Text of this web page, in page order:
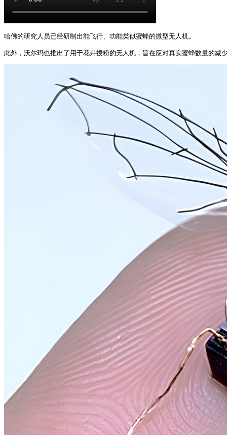
哈佛的研究人员已经研制出能飞行、功能类似蜜蜂的微型无人机。
此外，沃尔玛也推出了用于花卉授粉的无人机，旨在应对真实蜜蜂数量的减